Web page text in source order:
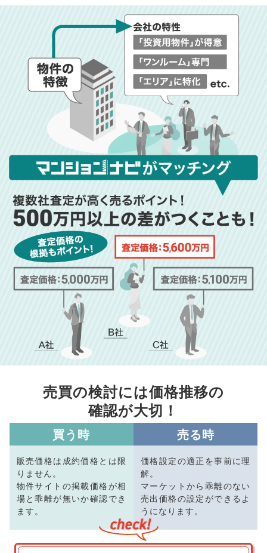
売買の検討には価格推移の
確認が大切！
買う時
販売価格は成約価格とは限
りません。
物件サイトの掲載価格が相
場と乖離が無いか確認でき
ます。
売る時
価格設定の適正を事前に理
解。
マーケットから乖離のない
売出価格の設定ができるよ
うになります。